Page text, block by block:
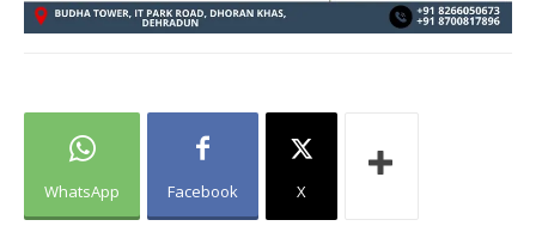
WhatsApp Facebook X